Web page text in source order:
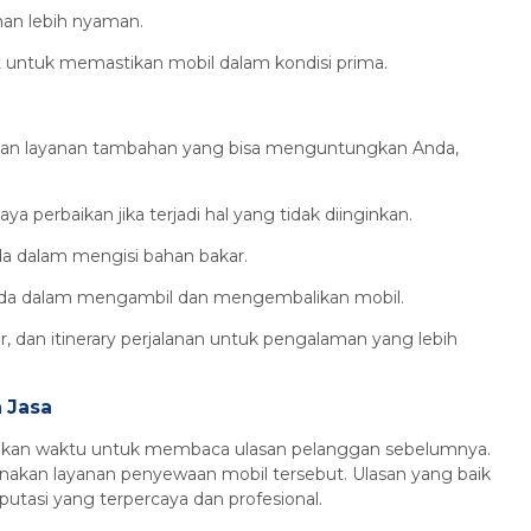
lebih nyaman.
memastikan mobil dalam kondisi prima.
layanan tambahan yang bisa menguntungkan Anda,
perbaikan jika terjadi hal yang tidak diinginkan.
dalam mengisi bahan bakar.
dalam mengambil dan mengembalikan mobil.
dan itinerary perjalanan untuk pengalaman yang lebih
Jasa
waktu untuk membaca ulasan pelanggan sebelumnya.
layanan penyewaan mobil tersebut. Ulasan yang baik
yang terpercaya dan profesional.